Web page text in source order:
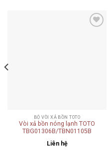
BỘ VÒI XẢ BỒN TOTO
Vòi xả bồn nóng lạnh TOTO
TBG01306B/TBN01105B
Liên hệ